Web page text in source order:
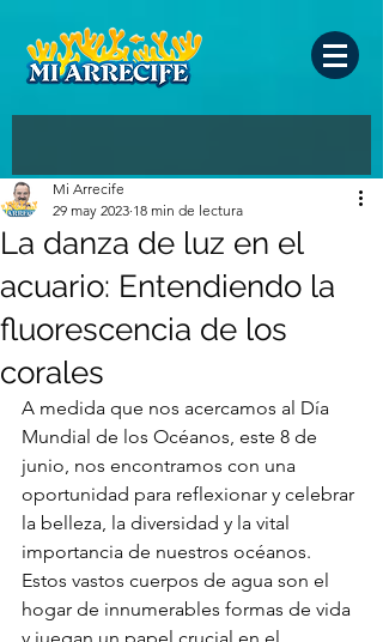
La danza de luz en el
acuario: Entendiendo la
fluorescencia de los
corales
Mi Arrecife
29 may 2023 18 min de lectura
A medida que nos acercamos al Día
Mundial de los Océanos, este 8 de
junio, nos encontramos con una
oportunidad para reflexionar y celebrar
la belleza, la diversidad y la vital
importancia de nuestros océanos.
Estos vastos cuerpos de agua son el
hogar de innumerables formas de vida